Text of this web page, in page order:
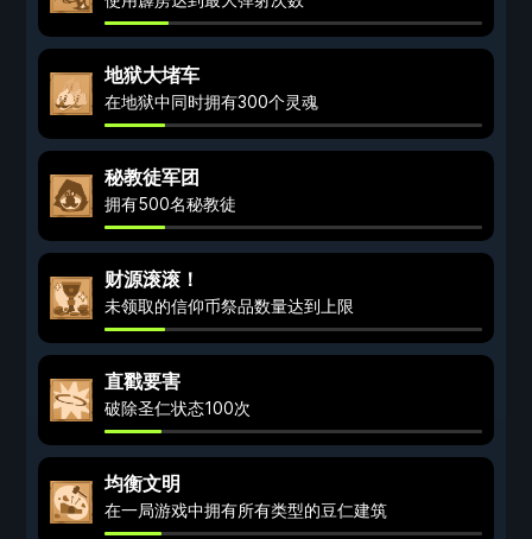
地狱大堵车
在地狱中同时拥有300个灵魂
秘教徒军团
拥有500名秘教徒
财源滚滚！
未领取的信仰币祭品数量达到上限
直戳要害
破除圣仁状态100次
均衡文明
在一局游戏中拥有所有类型的豆仁建筑